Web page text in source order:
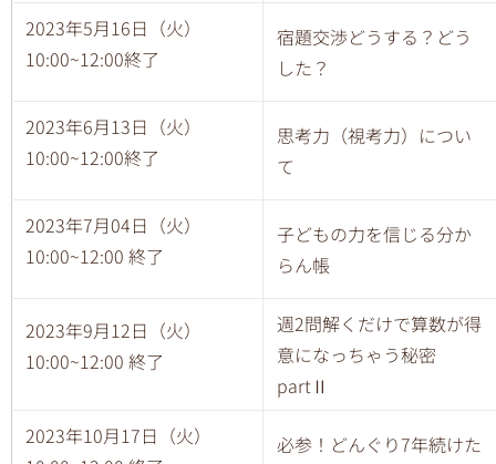
2023年5月16日（火）
10:00~12:00終了
宿題交渉どうする？どう
した？
2023年6月13日（火）
10:00~12:00終了
思考力（視考力）につい
て
2023年7月04日（火）
10:00~12:00 終了
子どもの力を信じる分か
らん帳
2023年9月12日（火）
10:00~12:00 終了
週2問解くだけで算数が得
意になっちゃう秘密
partⅡ
2023年10月17日（火）
必参！どんぐり7年続けた